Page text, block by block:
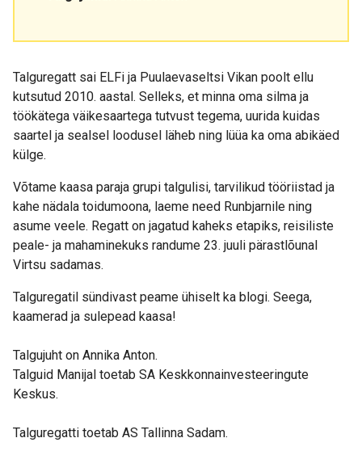
Talguregatt sai ELFi ja Puulaevaseltsi Vikan poolt ellu
kutsutud 2010. aastal. Selleks, et minna oma silma ja
töökätega väikesaartega tutvust tegema, uurida kuidas
saartel ja sealsel loodusel läheb ning lüüa ka oma abikäed
külge.
Võtame kaasa paraja grupi talgulisi, tarvilikud tööriistad ja
kahe nädala toidumoona, laeme need Runbjarnile ning
asume veele. Regatt on jagatud kaheks etapiks, reisiliste
peale- ja mahaminekuks randume 23. juuli pärastlõunal
Virtsu sadamas.
Talguregatil sündivast peame ühiselt ka blogi. Seega,
kaamerad ja sulepead kaasa!
Talgujuht on Annika Anton.
Talguid Manijal toetab SA Keskkonnainvesteeringute
Keskus.
Talguregatti toetab AS Tallinna Sadam.